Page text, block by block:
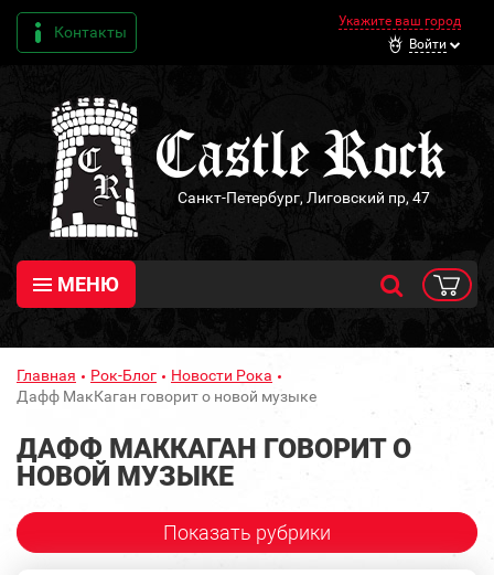
Контакты
Укажите ваш город
Войти
Санкт-Петербург, Лиговский пр, 47
МЕНЮ
Главная Рок-Блог
Новости Рока
Дафф МакКаган говорит о новой музыке
ДАФФ МАККАГАН ГОВОРИТ О
НОВОЙ МУЗЫКЕ
Показать рубрики